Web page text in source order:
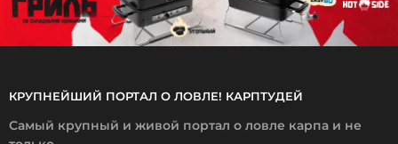
1
КРУПНЕЙШИЙ ПОРТАЛ О ЛОВЛЕ! КАРПТУДЕЙ
Самый крупный и живой портал о ловле карпа и не